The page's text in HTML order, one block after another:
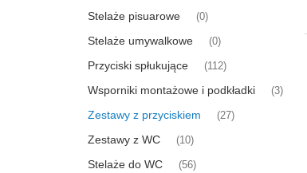
Stelaże pisuarowe (0)
Stelaże umywalkowe (0)
Przyciski spłukujące (112)
Wsporniki montażowe i podkładki (3)
Zestawy z przyciskiem (27)
Zestawy z WC (10)
Stelaże do WC (56)